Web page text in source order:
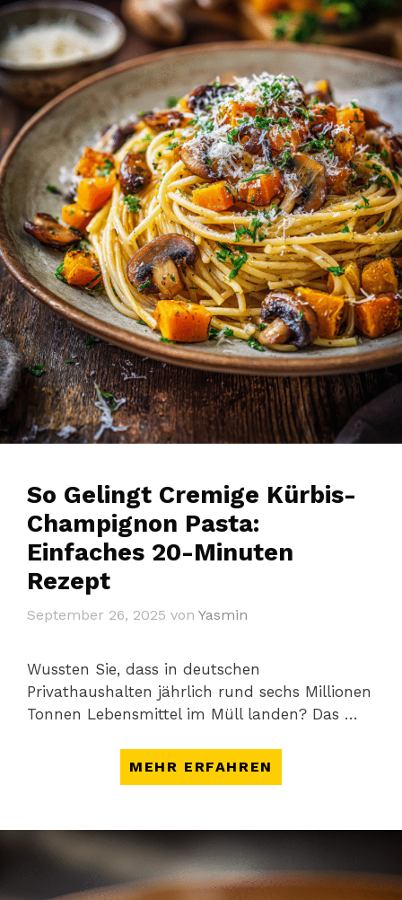
So Gelingt Cremige Kürbis-
Champignon Pasta:
Einfaches 20-Minuten
Rezept
September 26, 2025 vonYasmin
Wussten Sie, dass in deutschen
Privathaushalten jährlich rund sechs Millionen
Tonnen Lebensmittel im Müll landen? Das …
MEHR ERFAHREN